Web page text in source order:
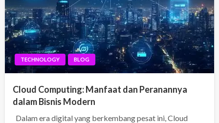
TECHNOLOGY BLOG
Cloud Computing: Manfaat dan Peranannya
dalam Bisnis Modern
Dalam era digital yang berkembang pesat ini, Cloud